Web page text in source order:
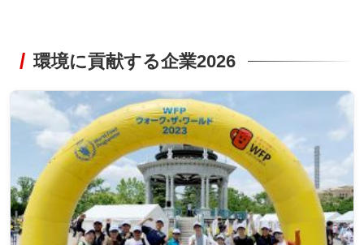
環境に貢献する企業2026